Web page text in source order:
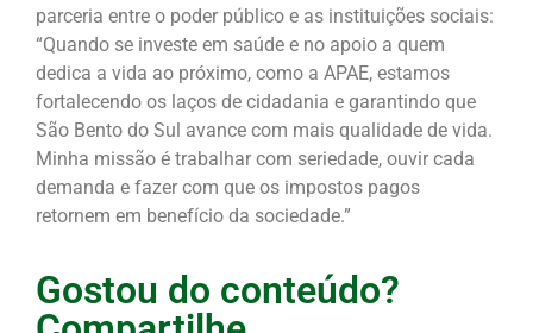
parceria entre o poder público e as instituições sociais:
“Quando se investe em saúde e no apoio a quem
dedica a vida ao próximo, como a APAE, estamos
fortalecendo os laços de cidadania e garantindo que
São Bento do Sul avance com mais qualidade de vida.
Minha missão é trabalhar com seriedade, ouvir cada
demanda e fazer com que os impostos pagos
retornem em benefício da sociedade.”
Gostou do conteúdo?